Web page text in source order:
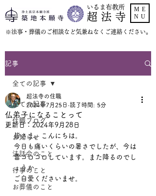
いるま布教所
超 法 寺
​※法事・葬儀のご相談など気兼ねなくご連絡ください。
ME
NU
記事
全ての記事
住職ブログ
お知らせ
法話会のこと
行事のこと
お葬儀のこと
全ての記事
仏弟子になることって
超法寺の住職
2024年7月25日 読了時間: 5分
更新日： 2024年9月28日
皆さま、こんにちは。
今日も痛いくらいの暑さでしたが、今は
雷ゴロゴロしています。また降るのでし
ょうか。
ご自愛くださいませ。